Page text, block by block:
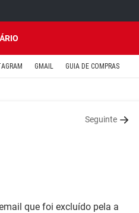
GMAIL GUIA DE COMPRAS
Seguinte
que foi excluído pela a